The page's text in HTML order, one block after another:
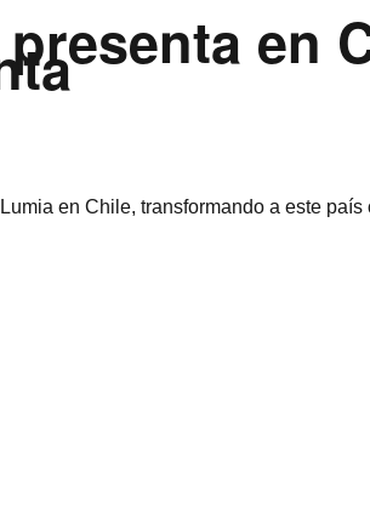
en
en Chile, transformando a este